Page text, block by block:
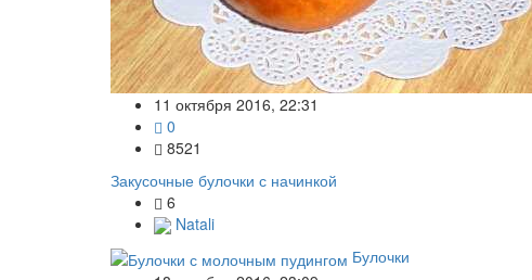
11 октября 2016, 22:31
0
8521
Закусочные булочки с начинкой
6
Natali
Булочки